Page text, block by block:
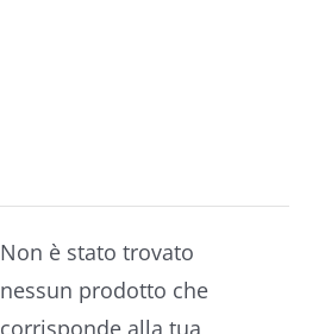
Non è stato trovato
nessun prodotto che
corrisponde alla tua